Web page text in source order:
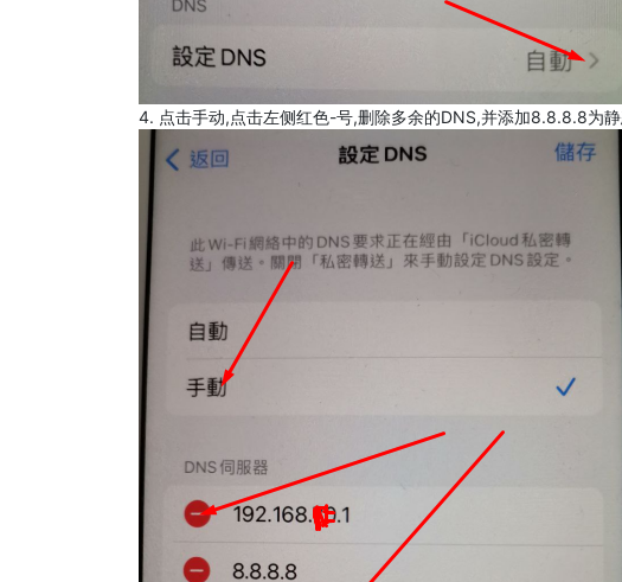
4. 点击手动,点击左侧红色-号,删除多余的DNS,并添加8.8.8.8为